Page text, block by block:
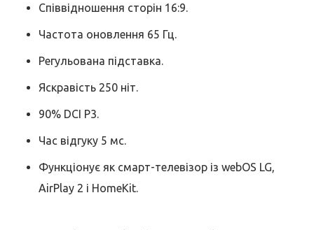
Співвідношення сторін 16:9.
Частота оновлення 65 Гц.
Регульована підставка.
Яскравість 250 ніт.
90% DCI P3.
Час відгуку 5 мс.
Функціонує як смарт-телевізор із webOS LG,
AirPlay 2 і HomeKit.